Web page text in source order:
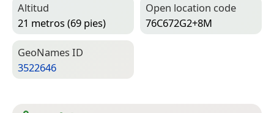
Altitud
21 metros (69 pies)
Open location code
76C672G2+8M
Geo­Names ID
3522646